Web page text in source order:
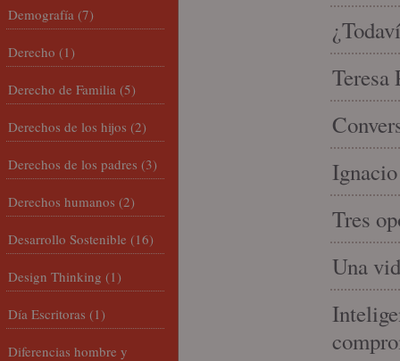
Teresa
Tres
Una
Demografía (7)
Derecho (1)
Derecho de Familia (5)
Derechos de los hijos (2)
Derechos de los padres (3)
Derechos humanos (2)
Desarrollo Sostenible (16)
Design Thinking (1)
Día Escritoras (1)
Diferencias hombre y